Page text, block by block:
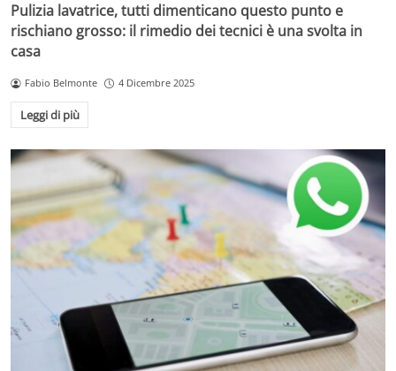
Pulizia lavatrice, tutti dimenticano questo punto e
rischiano grosso: il rimedio dei tecnici è una svolta in
casa
Fabio Belmonte 4 Dicembre 2025
Leggi di più